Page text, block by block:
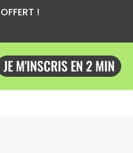
!
JE M'INSCRIS EN 2 MIN